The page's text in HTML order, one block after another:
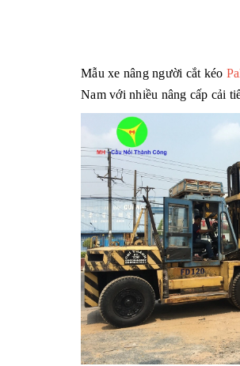
Mẫu xe nâng người cắt kéo
Nam với nhiều nâng cấp cải